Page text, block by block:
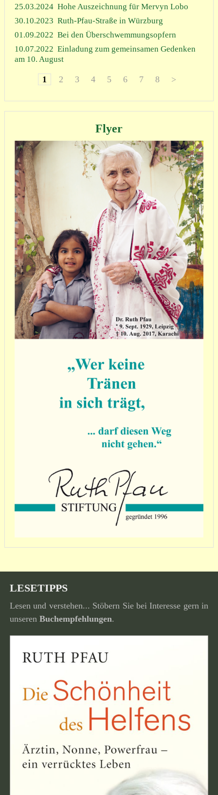
25.03.2024 Hohe Auszeichnung für Mervyn Lobo
30.10.2023 Ruth-Pfau-Straße in Würzburg
01.09.2022 Bei den Überschwemmungsopfern
10.07.2022 Einladung zum gemeinsamen Gedenken
am 10. August
1 2 3 4 5 6 7 8 >
Flyer
LESETIPPS
Lesen und verstehen... Stöbern Sie bei Interesse gern in
unseren Buchempfehlungen.